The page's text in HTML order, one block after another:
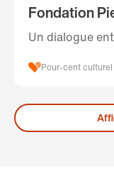
Fondation
Un dialogue
Pour-cent